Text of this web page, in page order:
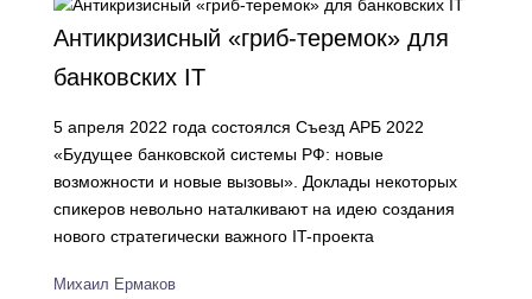
Антикризисный «гриб-теремок» для
банковских IT
5 апреля 2022 года состоялся Съезд АРБ 2022
«Будущее банковской системы РФ: новые
возможности и новые вызовы». Доклады некоторых
спикеров невольно наталкивают на идею создания
нового стратегически важного IT-проекта
Михаил Ермаков